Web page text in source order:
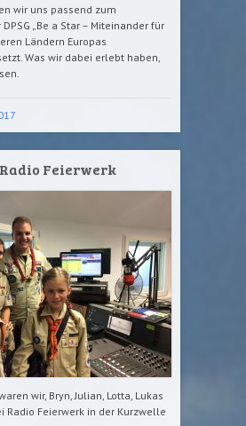
wir uns passend zum
„Be a Star – Miteinander für
Ländern Europas
Was wir dabei erlebt haben,
Feierwerk
wir, Bryn, Julian, Lotta, Lukas
Radio Feierwerk in der Kurzwelle